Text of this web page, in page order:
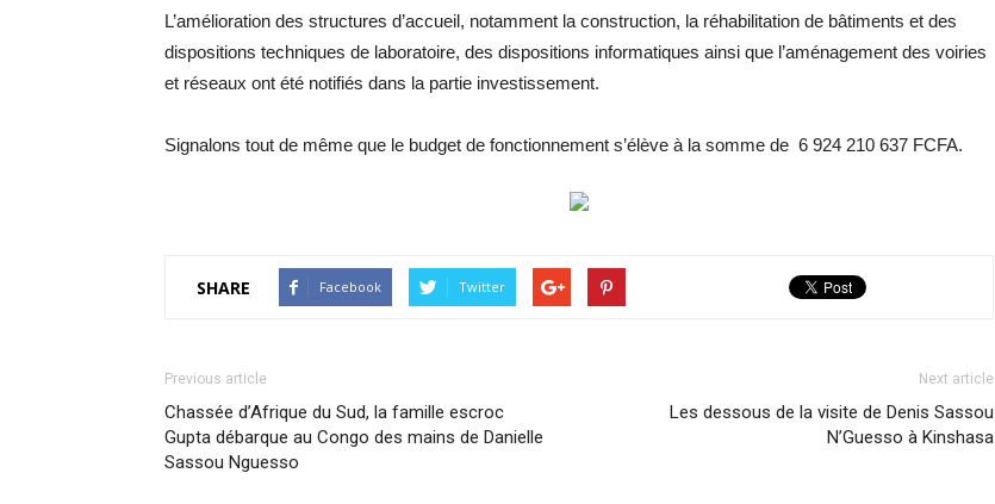
L’amélioration des structures d’accueil, notamment la construction, la réhabilitation de bâtiments et des
dispositions techniques de laboratoire, des dispositions informatiques ainsi que l’aménagement des voiries
et réseaux ont été notifiés dans la partie investissement.
Signalons tout de même que le budget de fonctionnement s’élève à la somme de 6 924 210 637 FCFA.
SHARE Facebook Twitter
Previous article
Chassée d’Afrique du Sud, la famille escroc
Gupta débarque au Congo des mains de Danielle
Sassou Nguesso
Next article
Les dessous de la visite de Denis Sassou
N’Guesso à Kinshasa